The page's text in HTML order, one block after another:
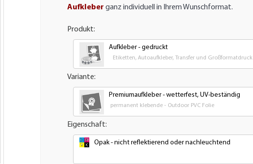
Aufkleber ganz individuell in Ihrem Wunschformat.
Produkt:
Aufkleber - gedruckt
Etiketten, Autoaufkleber, Transfer und Großformatdruck
Variante:
Premiumaufkleber - wetterfest, UV-beständig
permanent klebende - Outdoor PVC Folie
Eigenschaft:
Opak - nicht reflektierend oder nachleuchtend